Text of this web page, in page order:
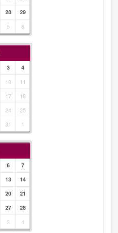
28
29
5 6
3 4
10
11
17
18
24
25
31 1
6
7
13
14
20
21
27
28
3 4